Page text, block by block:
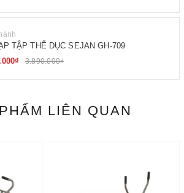
TẬP THỂ DỤC SEJAN GH-709
3.890.000₫
LIÊN QUAN